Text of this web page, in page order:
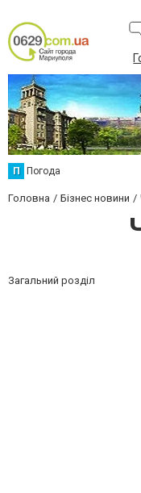
П Погода
Головна Бізнес новини
Загальний розділ